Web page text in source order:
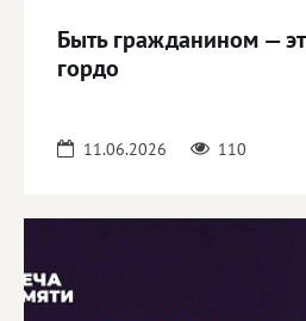
Быть гражданином —
гордо
11.06.2026 110